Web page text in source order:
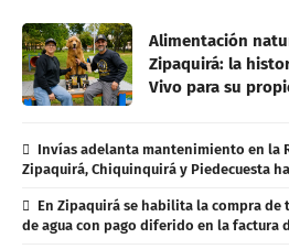
Alimentación
Zipaquirá: la
Vivo para su
Invías adelanta mantenimiento en la
Zipaquirá, Chiquinquirá y Piedecuesta
En Zipaquirá se habilita la compra de
de agua con pago diferido en la factura